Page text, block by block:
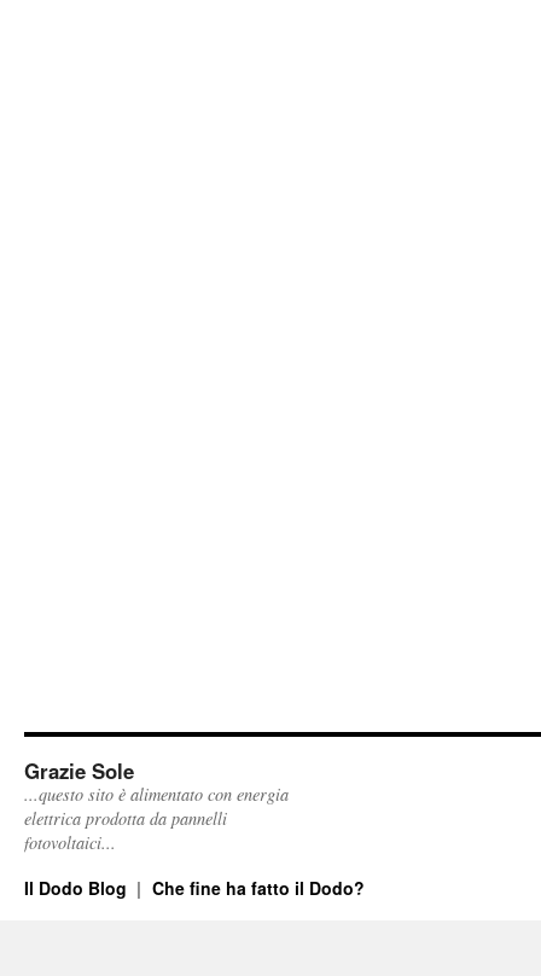
Grazie Sole
...questo sito è alimentato con energia
elettrica prodotta da pannelli
fotovoltaici...
Il Dodo Blog Che fine ha fatto il Dodo?